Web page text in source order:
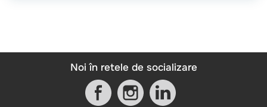
Noi în retele de socializare